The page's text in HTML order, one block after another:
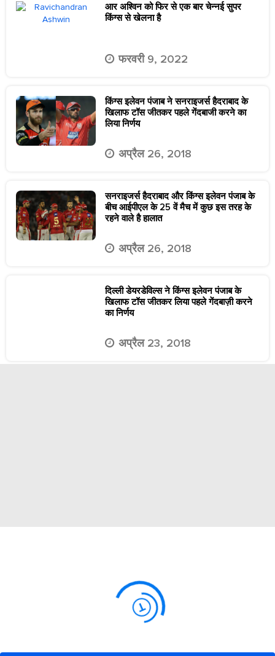
आर अश्विन को फिर से एक बार चेन्नई सुपर
किंग्स से खेलना है
फरवरी 9, 2022
किंग्स इलेवन पंजाब ने सनराइजर्स हैदराबाद के
खिलाफ टॉस जीतकर पहले गेंदबाजी करने का
लिया निर्णय
अप्रैल 26, 2018
सनराइजर्स हैदराबाद और किंग्स इलेवन पंजाब के
बीच आईपीएल के 25 वें मैच में कुछ इस तरह के
रहने वाले है हालात
अप्रैल 26, 2018
दिल्ली डेयरडेविल्स ने किंग्स इलेवन पंजाब के
खिलाफ टॉस जीतकर लिया पहले गेंदबाज़ी करने
का निर्णय
अप्रैल 23, 2018